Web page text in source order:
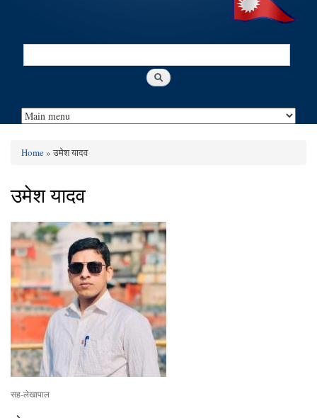
Search
Home» उमेश यादव
उमेश यादव
सह-लेखापाल